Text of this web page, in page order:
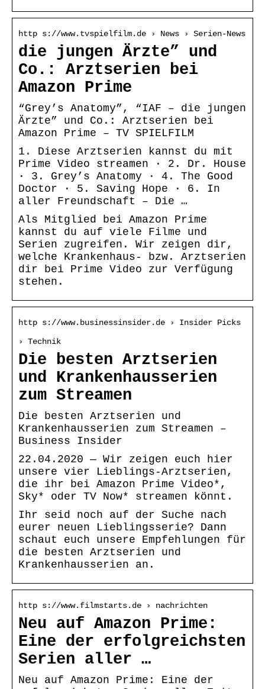
http s://www.tvspielfilm.de › News › Serien-News
die jungen Ärzte” und
Co.: Arztserien bei
Amazon Prime
“Grey’s Anatomy”, “IAF – die jungen
Ärzte” und Co.: Arztserien bei
Amazon Prime – TV SPIELFILM
1. Diese Arztserien kannst du mit
Prime Video streamen · 2. Dr. House
· 3. Grey’s Anatomy · 4. The Good
Doctor · 5. Saving Hope · 6. In
aller Freundschaft – Die …
Als Mitglied bei Amazon Prime
kannst du auf viele Filme und
Serien zugreifen. Wir zeigen dir,
welche Krankenhaus- bzw. Arztserien
dir bei Prime Video zur Verfügung
stehen.
http s://www.businessinsider.de › Insider Picks
› Technik
Die besten Arztserien
und Krankenhausserien
zum Streamen
Die besten Arztserien und
Krankenhausserien zum Streamen –
Business Insider
22.04.2020 — Wir zeigen euch hier
unsere vier Lieblings-Arztserien,
die ihr bei Amazon Prime Video*,
Sky* oder TV Now* streamen könnt.
Ihr seid noch auf der Suche nach
eurer neuen Lieblingsserie? Dann
schaut euch unsere Empfehlungen für
die besten Arztserien und
Krankenhausserien an.
http s://www.filmstarts.de › nachrichten
Neu auf Amazon Prime:
Eine der erfolgreichsten
Serien aller …
Neu auf Amazon Prime: Eine der